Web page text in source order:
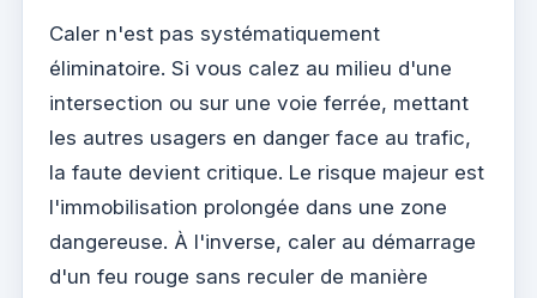
Caler n'est pas systématiquement
éliminatoire. Si vous calez au milieu d'une
intersection ou sur une voie ferrée, mettant
les autres usagers en danger face au trafic,
la faute devient critique. Le risque majeur est
l'immobilisation prolongée dans une zone
dangereuse. À l'inverse, caler au démarrage
d'un feu rouge sans reculer de manière